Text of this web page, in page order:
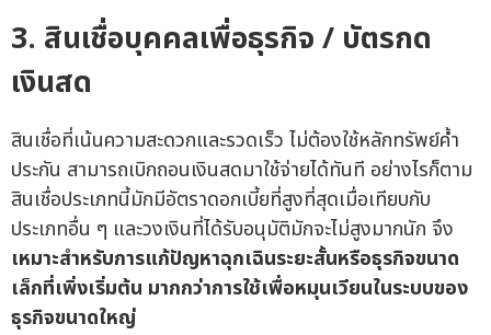
3. สินเชื่อบุคคลเพื่อธุรกิจ / บัตรกด
เงินสด
สินเชื่อที่เน้นความสะดวกและรวดเร็ว ไม่ต้องใช้หลักทรัพย์ค้ำ
ประกัน สามารถเบิกถอนเงินสดมาใช้จ่ายได้ทันที อย่างไรก็ตาม
สินเชื่อประเภทนี้มักมีอัตราดอกเบี้ยที่สูงที่สุดเมื่อเทียบกับ
ประเภทอื่น ๆ และวงเงินที่ได้รับอนุมัติมักจะไม่สูงมากนัก จึง
เหมาะสำหรับการแก้ปัญหาฉุกเฉินระยะสั้นหรือธุรกิจขนาด
เล็กที่เพิ่งเริ่มต้น มากกว่าการใช้เพื่อหมุนเวียนในระบบของ
ธุรกิจขนาดใหญ่